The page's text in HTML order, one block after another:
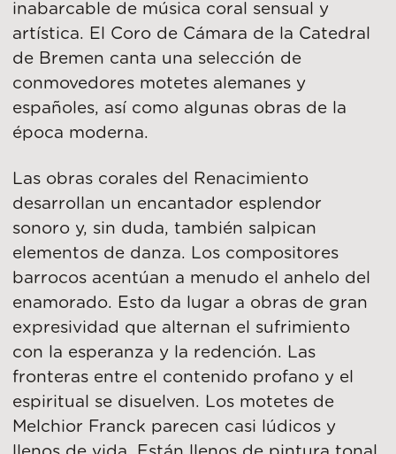
inabarcable de música coral sensual y
artística. El Coro de Cámara de la Catedral
de Bremen canta una selección de
conmovedores motetes alemanes y
españoles, así como algunas obras de la
época moderna.
Las obras corales del Renacimiento
desarrollan un encantador esplendor
sonoro y, sin duda, también salpican
elementos de danza. Los compositores
barrocos acentúan a menudo el anhelo del
enamorado. Esto da lugar a obras de gran
expresividad que alternan el sufrimiento
con la esperanza y la redención. Las
fronteras entre el contenido profano y el
espiritual se disuelven. Los motetes de
Melchior Franck parecen casi lúdicos y